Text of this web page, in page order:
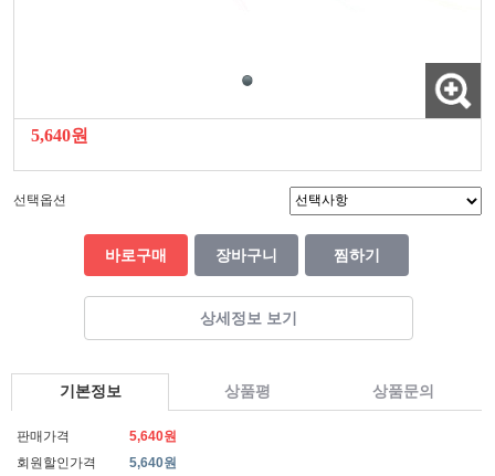
5,640원
선택옵션
바로구매 장바구니 찜하기
상세정보 보기
기본정보 상품평 상품문의
판매가격
5,640원
회원할인가격
5,640원